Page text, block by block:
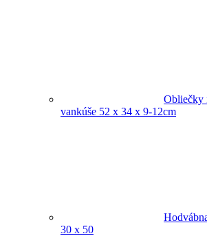
Obliečky
vankúše 52 x 34 x 9-12cm
30 x 50